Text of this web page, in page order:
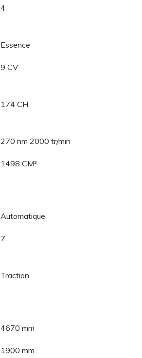
4
Essence
9 CV
174 CH
270 nm 2000 tr/min
1498 CM³
Automatique
7
Traction
4670 mm
1900 mm